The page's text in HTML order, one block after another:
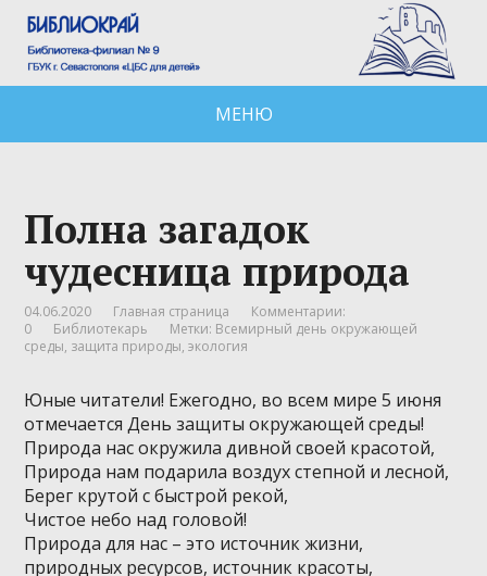
МЕНЮ
Полна загадок
чудесница природа
04.06.2020 Главная страница
Комментарии:
0
Библиотекарь Метки: Всемирный день окружающей
среды, защита природы,экология
Юные читатели! Ежегодно, во всем мире 5 июня
отмечается День защиты окружающей среды!
Природа нас окружила дивной своей красотой,
Природа нам подарила воздух степной и лесной,
Берег крутой с быстрой рекой,
Чистое небо над головой!
Природа для нас – это источник жизни,
природных ресурсов, источник красоты,